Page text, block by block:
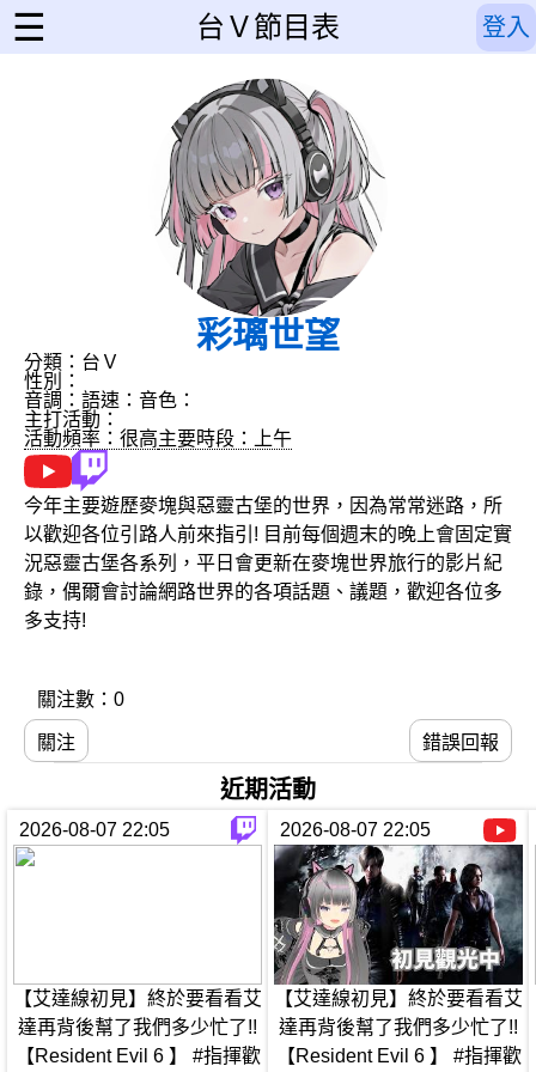
☰ 台Ｖ節目表 登入
彩璃世望
分類：台Ｖ
性別：
音調： 語速： 音色：
主打活動：
活動頻率：很高主要時段：上午
今年主要遊歷麥塊與惡靈古堡的世界，因為常常迷路，所
以歡迎各位引路人前來指引! 目前每個週末的晚上會固定實
況惡靈古堡各系列，平日會更新在麥塊世界旅行的影片紀
錄，偶爾會討論網路世界的各項話題、議題，歡迎各位多
多支持!
關注數：0
關注 錯誤回報
近期活動
2026-08-07 22:05
【艾達線初見】終於要看看艾
達再背後幫了我們多少忙了!!
【Resident Evil 6 】 #指揮歡
2026-08-07 22:05
【艾達線初見】終於要看看艾
達再背後幫了我們多少忙了!!
【Resident Evil 6 】 #指揮歡